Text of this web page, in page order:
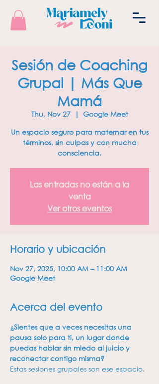
Sesión de Coaching
Grupal | Más Que
Mamá
Thu, Nov 27
  |
Google Meet
Un espacio seguro para maternar en tus
términos, sin culpas y con mucha
consciencia.
Las entradas no están a la
venta
Ver otros eventos
Horario y ubicación
Nov 27, 2025, 10:00 AM – 11:00 AM
Google Meet
Acerca del evento
¿Sientes que a veces necesitas una
pausa solo para ti, un lugar donde
puedas hablar sin miedo al juicio y
reconectar contigo misma?
Estas sesiones grupales son ese espacio.